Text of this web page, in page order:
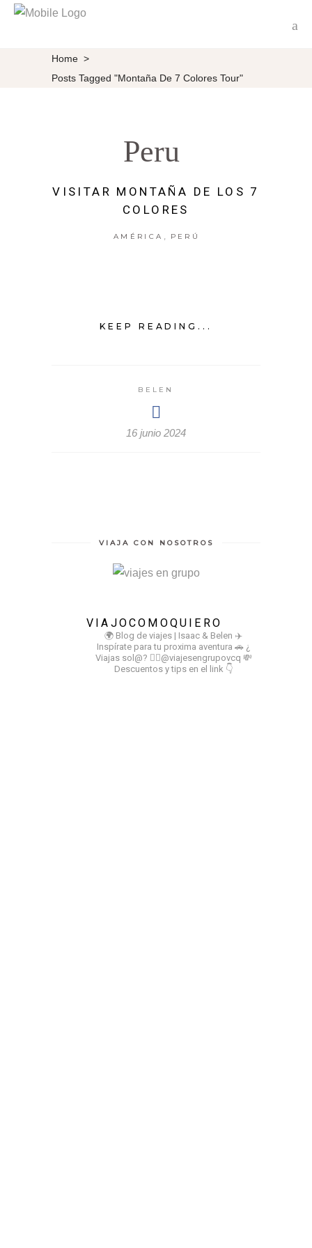
Home >
Posts Tagged "Montaña De 7 Colores Tour"
Peru
VISITAR MONTAÑA DE LOS 7
COLORES
AMÉRICA PERÚ
KEEP READING...
BELEN
16 junio 2024
VIAJA CON NOSOTROS
VIAJOCOMOQUIERO
🌍 Blog de viajes | Isaac & Belen ✈️
Inspírate para tu proxima aventura 🚗 ¿
Viajas sol@? 👉🏻@viajesengrupovcq 💸
Descuentos y tips en el link 👇